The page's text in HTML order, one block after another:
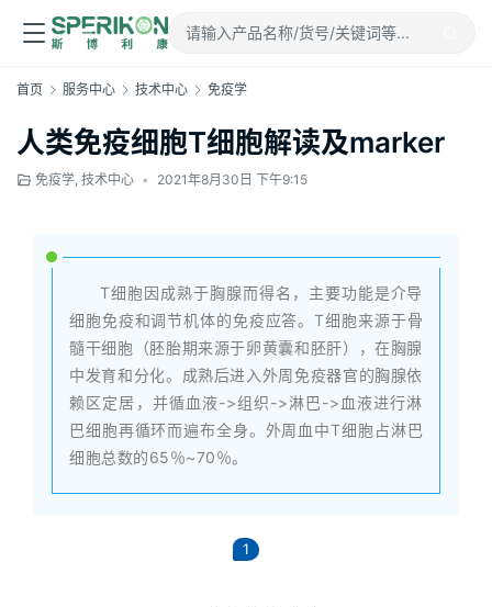
首页 服务中心 技术中心 免疫学
人类免疫细胞T细胞解读及marker
免疫学, 技术中心 • 2021年8月30日 下午9:15
T细胞因成熟于胸腺而得名，主要功能是介导
细胞免疫和调节机体的免疫应答。T细胞来源于骨
髓干细胞（胚胎期来源于卵黄囊和胚肝），在胸腺
中发育和分化。成熟后进入外周免疫器官的胸腺依
赖区定居，并循血液->组织->淋巴->血液进行淋
巴细胞再循环而遍布全身。外周血中T细胞占淋巴
细胞总数的65％~70％。
1